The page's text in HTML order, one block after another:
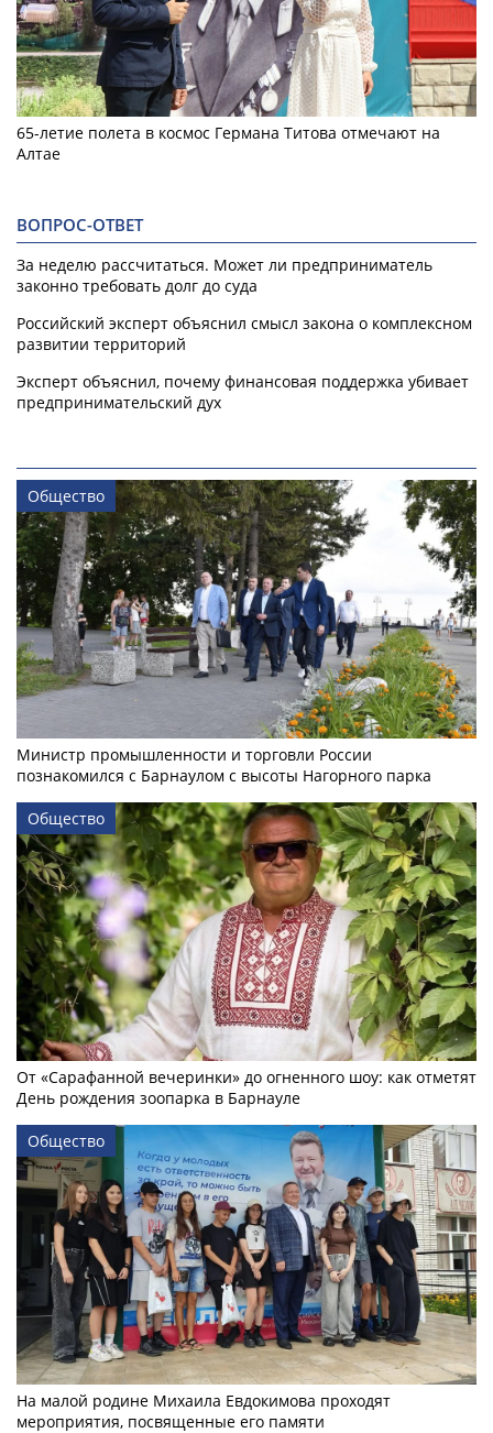
65-летие полета в космос Германа Титова отмечают на
Алтае
ВОПРОС-ОТВЕТ
За неделю рассчитаться. Может ли предприниматель
законно требовать долг до суда
Российский эксперт объяснил смысл закона о комплексном
развитии территорий
Эксперт объяснил, почему финансовая поддержка убивает
предпринимательский дух
Общество
Министр промышленности и торговли России
познакомился с Барнаулом с высоты Нагорного парка
Общество
От «Сарафанной вечеринки» до огненного шоу: как отметят
День рождения зоопарка в Барнауле
Общество
На малой родине Михаила Евдокимова проходят
мероприятия, посвященные его памяти